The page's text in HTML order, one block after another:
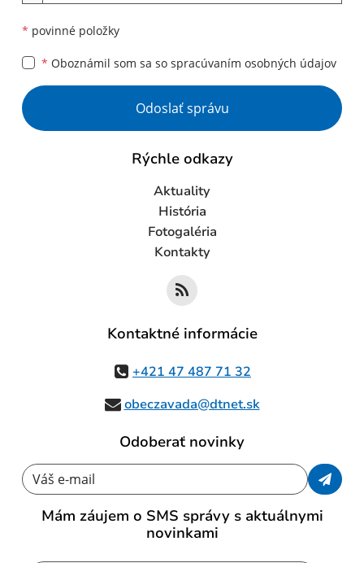
* povinné položky
* Oboznámil som sa so spracúvaním osobných údajov
Google reCaptcha Response
Odoslať správu
Rýchle odkazy
Aktuality
História
Fotogaléria
Kontakty
Kontaktné informácie
+421 47 487 71 32
obeczavada@dtnet.sk
Odoberať novinky
Mám záujem o SMS správy s aktuálnymi
novinkami